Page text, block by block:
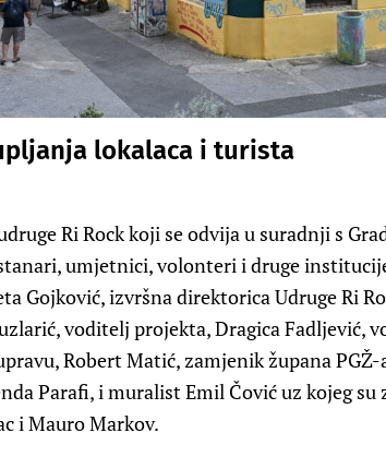
lokalaca i turista
Ri Rock koji se odvija u suradnji s
umjetnici, volonteri i druge
Gojković, izvršna direktorica Udruge Ri
voditelj projekta, Dragica Fadljević,
Robert Matić, zamjenik župana
Parafi, i muralist Emil Čović uz kojeg su
i Mauro Markov.